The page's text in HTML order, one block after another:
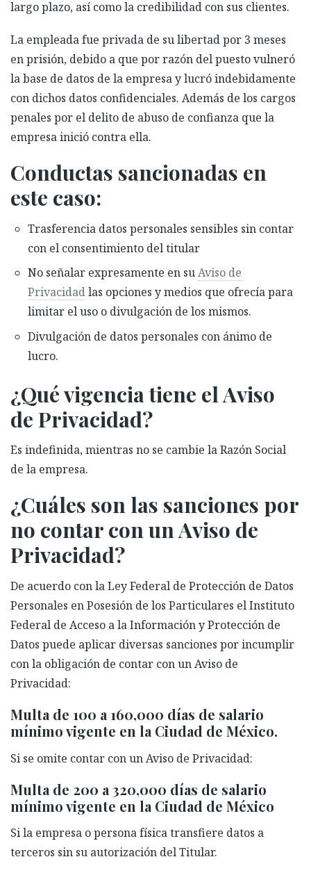
largo plazo, así como la credibilidad con sus clientes.
La empleada fue privada de su libertad por 3 meses
en prisión, debido a que por razón del puesto vulneró
la base de datos de la empresa y lucró indebidamente
con dichos datos confidenciales. Además de los cargos
penales por el delito de abuso de confianza que la
empresa inició contra ella.
Conductas sancionadas en
este caso:
Trasferencia datos personales sensibles sin contar
con el consentimiento del titular
No señalar expresamente en suAviso de
Privacidadlas opciones y medios que ofrecía para
limitar el uso o divulgación de los mismos.
Divulgación de datos personales con ánimo de
lucro.
¿Qué vigencia tiene el Aviso
de Privacidad?
Es indefinida, mientras no se cambie la Razón Social
de la empresa.
¿Cuáles son las sanciones por
no contar con un Aviso de
Privacidad?
De acuerdo con la Ley Federal de Protección de Datos
Personales en Posesión de los Particulares el Instituto
Federal de Acceso a la Información y Protección de
Datos puede aplicar diversas sanciones por incumplir
con la obligación de contar con un Aviso de
Privacidad:
Multa de 100 a 160,000 días de salario
mínimo vigente en la Ciudad de México.
Si se omite contar con un Aviso de Privacidad:
Multa de 200 a 320,000 días de salario
mínimo vigente en la Ciudad de México
Si la empresa o persona física transfiere datos a
terceros sin su autorización del Titular.